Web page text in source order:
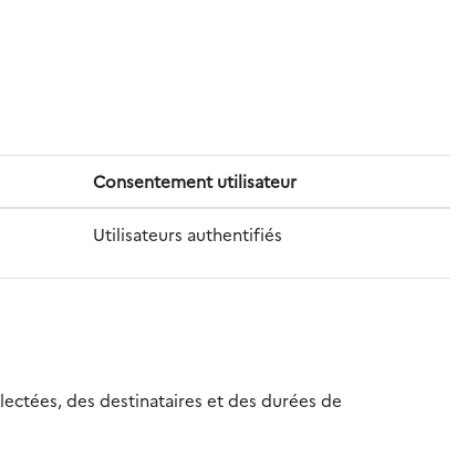
Consentement utilisateur
Utilisateurs authentifiés
des destinataires et des durées de